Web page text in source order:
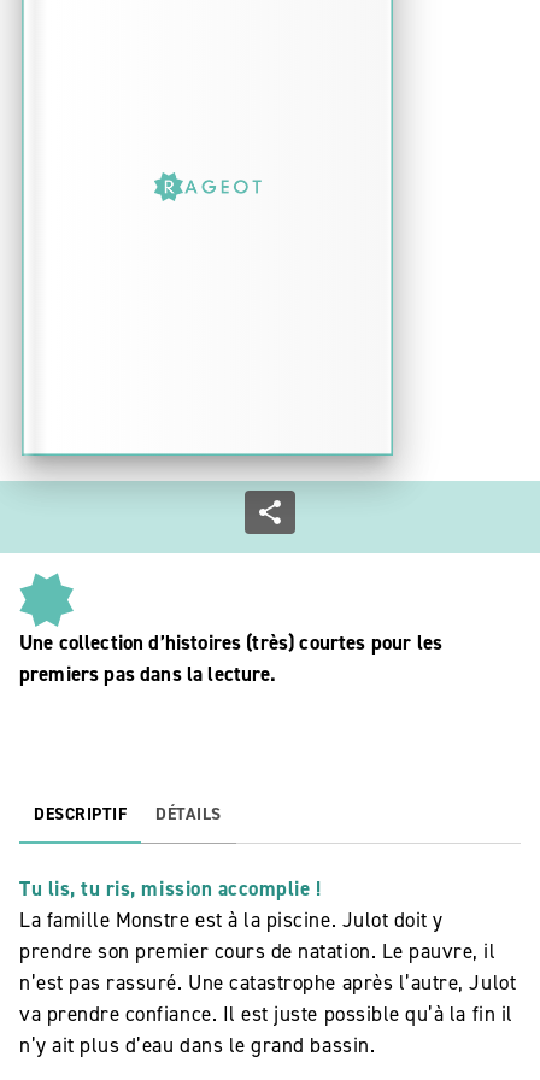
Une collection d’histoires (très) courtes pour les
premiers pas dans la lecture.
DESCRIPTIF DÉTAILS
Tu lis, tu ris, mission accomplie !
La famille Monstre est à la piscine. Julot doit y
prendre son premier cours de natation. Le pauvre, il
n’est pas rassuré. Une catastrophe après l’autre, Julot
va prendre confiance. Il est juste possible qu’à la fin il
n’y ait plus d’eau dans le grand bassin.